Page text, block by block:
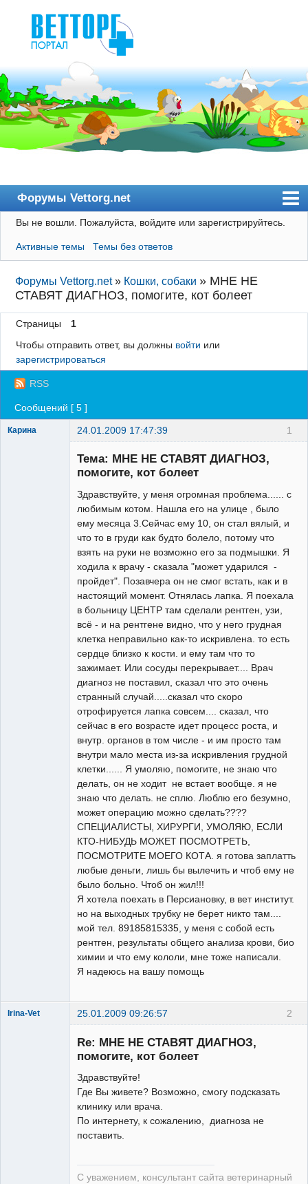
Форумы Vettorg.net
Главная
Пользователи
Правила
Поиск
Регистрация
Вход
Вы не вошли. Пожалуйста, войдите или зарегистрируйтесь.
Активные темы Темы без ответов
Форумы Vettorg.net » Кошки, собаки » МНЕ НЕ
СТАВЯТ ДИАГНОЗ, помогите, кот болеет
Страницы
1
Чтобы отправить ответ, вы должны войти или
зарегистрироваться
RSS
Сообщений [ 5 ]
1
Карина 24.01.2009 17:47:39
Зарегистрированный
Тема: МНЕ НЕ СТАВЯТ ДИАГНОЗ,
помогите, кот болеет
Здравствуйте, у меня огромная проблема...... с
любимым котом. Нашла его на улице , было
ему месяца 3.Сейчас ему 10, он стал вялый, и
что то в груди как будто болело, потому что
взять на руки не возможно его за подмышки. Я
ходила к врачу - сказала "может ударился -
пройдет". Позавчера он не смог встать, как и в
настоящий момент. Отнялась лапка. Я поехала
в больницу ЦЕНТР там сделали рентген, узи,
всё - и на рентгене видно, что у него грудная
клетка неправильно как-то искривлена. то есть
сердце близко к кости. и ему там что то
зажимает. Или сосуды перекрывает.... Врач
диагноз не поставил, сказал что это очень
странный случай.....сказал что скоро
отрофируется лапка совсем.... сказал, что
сейчас в его возрасте идет процесс роста, и
внутр. органов в том числе - и им просто там
внутри мало места из-за искривления грудной
клетки...... Я умоляю, помогите, не знаю что
делать, он не ходит не встает вообще. я не
знаю что делать. не сплю. Люблю его безумно,
может операцию можно сделать????
СПЕЦИАЛИСТЫ, ХИРУРГИ, УМОЛЯЮ, ЕСЛИ
КТО-НИБУДЬ МОЖЕТ ПОСМОТРЕТЬ,
ПОСМОТРИТЕ МОЕГО КОТА. я готова заплатть
любые деньги, лишь бы вылечить и чтоб ему не
было больно. Чтоб он жил!!!
Я хотела поехать в Персиановку, в вет институт.
но на выходных трубку не берет никто там....
мой тел. 89185815335, у меня с собой есть
рентген, результаты общего анализа крови, био
химии и что ему кололи, мне тоже написали.
Я надеюсь на вашу помощь
2
Irina-Vet 25.01.2009 09:26:57
Re: МНЕ НЕ СТАВЯТ ДИАГНОЗ,
помогите, кот болеет
Здравствуйте!
Где Вы живете? Возможно, смогу подсказать
клинику или врача.
По интернету, к сожалению, диагноза не
поставить.
С уважением, консультант сайта ветеринарный